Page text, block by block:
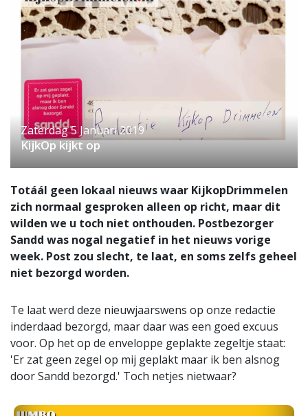
Zaterdag 5 Januari 2019
KijkOp kijkt op
Totáál geen lokaal nieuws waar KijkopDrimmelen
zich normaal gesproken alleen op richt, maar dit
wilden we u toch niet onthouden. Postbezorger
Sandd was nogal negatief in het nieuws vorige
week. Post zou slecht, te laat, en soms zelfs geheel
niet bezorgd worden.
Te laat werd deze nieuwjaarswens op onze redactie
inderdaad bezorgd, maar daar was een goed excuus
voor. Op het op de enveloppe geplakte zegeltje staat:
'Er zat geen zegel op mij geplakt maar ik ben alsnog
door Sandd bezorgd.' Toch netjes nietwaar?